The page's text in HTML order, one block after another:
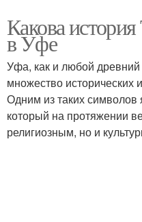
Какова
в Уфе
Уфа, как и любой древний
множество исторических
Одним из таких символов
который на протяжении
религиозным, но и